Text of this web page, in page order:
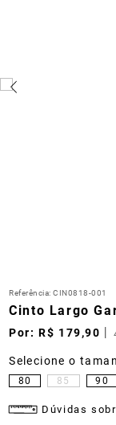
Referência:CIN0818-001
Cinto Largo
R$ 179,90
80 85 90
Dúvidas